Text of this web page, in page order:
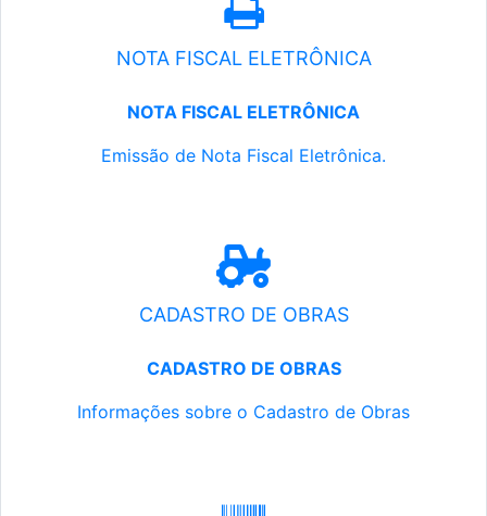
NOTA FISCAL ELETRÔNICA
NOTA FISCAL ELETRÔNICA
Emissão de Nota Fiscal Eletrônica.
CADASTRO DE OBRAS
CADASTRO DE OBRAS
Informações sobre o Cadastro de Obras